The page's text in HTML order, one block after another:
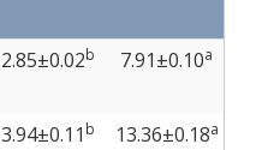
2.85±0.02b 7.91±0.10a
3.94±0.11 b 13.36±0.18a